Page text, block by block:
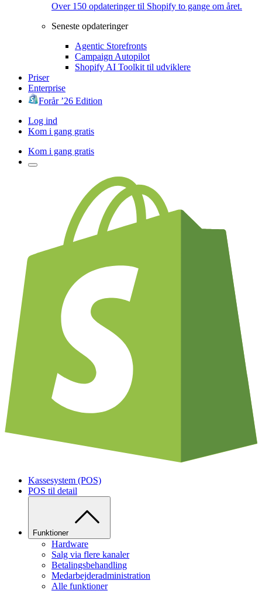
Over 150 opdateringer til Shopify to gange om året.
Seneste opdateringer
Agentic Storefronts
Campaign Autopilot
Shopify AI Toolkit til udviklere
Priser
Enterprise
Forår ’26 Edition
Log ind
Kom i gang gratis
Kom i gang gratis
Kassesystem (POS)
POS til detail
Funktioner
Hardware
Salg via flere kanaler
Betalingsbehandling
Medarbejderadministration
Alle funktioner